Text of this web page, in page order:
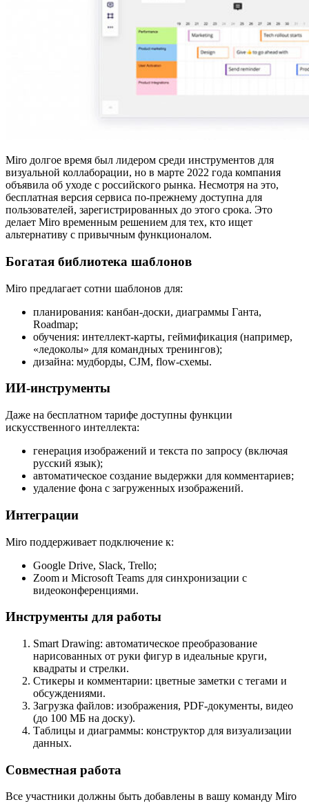
Miro долгое время был лидером среди инструментов для
визуальной коллаборации, но в марте 2022 года компания
объявила об уходе с российского рынка. Несмотря на это,
бесплатная версия сервиса по-прежнему доступна для
пользователей, зарегистрированных до этого срока. Это
делает Miro временным решением для тех, кто ищет
альтернативу с привычным функционалом.
Богатая библиотека шаблонов
Miro предлагает сотни шаблонов для:
планирования: канбан-доски, диаграммы Ганта,
Roadmap;
обучения: интеллект-карты, геймификация (например,
«ледоколы» для командных тренингов);
дизайна: мудборды, CJM, flow-схемы.
ИИ-инструменты
Даже на бесплатном тарифе доступны функции
искусственного интеллекта:
генерация изображений и текста по запросу (включая
русский язык);
автоматическое создание выдержки для комментариев;
удаление фона с загруженных изображений.
Интеграции
Miro поддерживает подключение к:
Google Drive, Slack, Trello;
Zoom и Microsoft Teams для синхронизации с
видеоконференциями.
Инструменты для работы
Smart Drawing: автоматическое преобразование
нарисованных от руки фигур в идеальные круги,
квадраты и стрелки.
Стикеры и комментарии: цветные заметки с тегами и
обсуждениями.
Загрузка файлов: изображения, PDF-документы, видео
(до 100 МБ на доску).
Таблицы и диаграммы: конструктор для визуализации
данных.
Совместная работа
Все участники должны быть добавлены в вашу команду Miro